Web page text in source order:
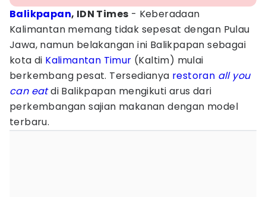
Balikpapan, IDN Times - Keberadaan
Kalimantan memang tidak sepesat dengan Pulau
Jawa, namun belakangan ini Balikpapan sebagai
kota di Kalimantan Timur (Kaltim) mulai
berkembang pesat. Tersedianya restoran all you
can eatdi Balikpapan mengikuti arus dari
perkembangan sajian makanan dengan model
terbaru.